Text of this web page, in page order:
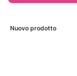
Nuovo prodotto